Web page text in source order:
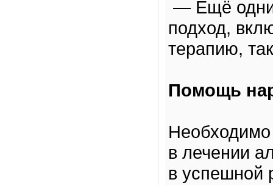
— Ещё одни
подход,
терапию,
Помощь
в лечении
в успешной